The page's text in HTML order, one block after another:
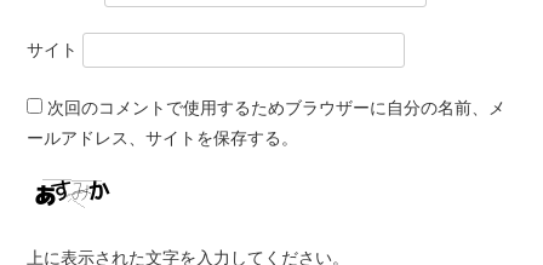
サイト
次回のコメントで使用するためブラウザーに自分の名前、メ
ールアドレス、サイトを保存する。
上に表示された文字を入力してください。